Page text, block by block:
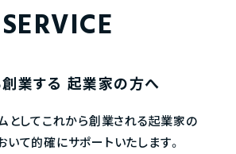
SERVICE
業する 起業家の方へ
としてこれから創業される起業家の
て的確にサポートいたします。